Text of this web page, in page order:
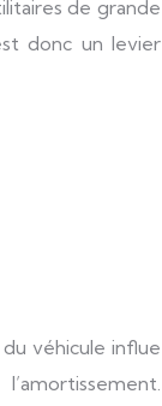
de grande
donc un levier
véhicule influe